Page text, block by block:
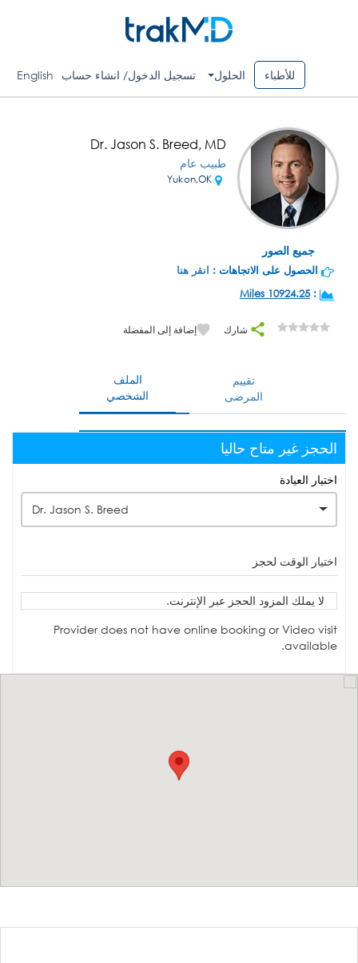
للأطباء الحلول تسجيل الدخول/ انشاء حساب English
جميع الصور
Dr. Jason S. Breed, MD
طبيب عام
الحصول على الاتجاهات : انقر هنا
:
10924.25 Miles
شارك إضافة إلى المفضلة
الملف
الشخصي
تقييم
المرضى
الحجز غير متاح حاليا
اختيار العيادة
Dr. Jason S. Breed
اختيار الوقت لحجز
لا يملك المزود الحجز عبر الإنترنت.
Provider does not have online booking or Video visit
available.